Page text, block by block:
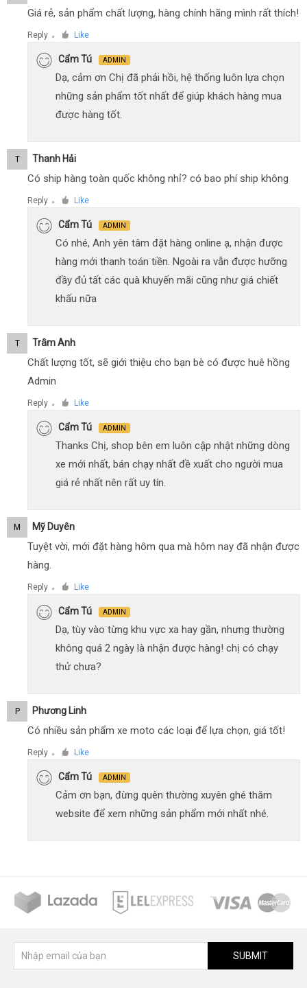
Giá rẻ, sản phẩm chất lượng, hàng chính hãng mình rất thích!
Reply ● Like
Cẩm Tú ADMIN
Dạ, cảm ơn Chị đã phải hồi, hệ thống luôn lựa chọn
những sản phẩm tốt nhất để giúp khách hàng mua
được hàng tốt.
T Thanh Hải
Có ship hàng toàn quốc không nhỉ? có bao phí ship không
Reply ● Like
Cẩm Tú ADMIN
Có nhé, Anh yên tâm đặt hàng online ạ, nhận được
hàng mới thanh toán tiền. Ngoài ra vẫn được hưỡng
đầy đủ tất các quà khuyến mãi cũng như giá chiết
khấu nữa
T Trâm Anh
Chất lượng tốt, sẽ giới thiệu cho bạn bè có được huê hồng
Admin
Reply ● Like
Cẩm Tú ADMIN
Thanks Chị, shop bên em luôn cập nhật những dòng
xe mới nhất, bán chạy nhất đề xuất cho người mua
giá rẻ nhất nên rất uy tín.
M Mỹ Duyên
Tuyệt vời, mới đặt hàng hôm qua mà hôm nay đã nhận được
hàng.
Reply ● Like
Cẩm Tú ADMIN
Dạ, tùy vào từng khu vực xa hay gần, nhưng thường
không quá 2 ngày là nhận được hàng! chị có chạy
thử chưa?
P Phương Linh
Có nhiều sản phẩm xe moto các loại để lựa chọn, giá tốt!
Reply ● Like
Cẩm Tú ADMIN
Cảm ơn bạn, đừng quên thường xuyên ghé thăm
website để xem những sản phẩm mới nhất nhé.
SUBMIT